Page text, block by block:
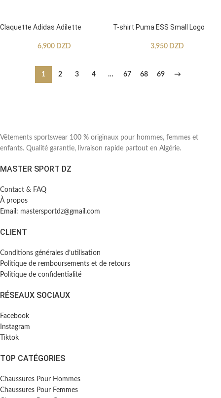
Claquette Adidas Adilette
6,900 DZD
T-shirt Puma ESS Small Logo
3,950 DZD
1 2 3 4 … 67 68 69 →
Vêtements sportswear 100 % originaux pour hommes, femmes et
enfants. Qualité garantie, livraison rapide partout en Algérie.
MASTER SPORT DZ
Contact & FAQ
À propos
Email: mastersportdz@gmail.com
CLIENT
Conditions générales d’utilisation
Politique de remboursements et de retours
Politique de confidentialité
RÉSEAUX SOCIAUX
Facebook
Instagram
Tiktok
TOP CATÉGORIES
Chaussures Pour Hommes
Chaussures Pour Femmes